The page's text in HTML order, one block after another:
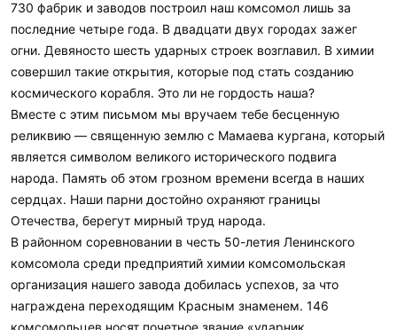
730 фабрик и заводов построил наш комсомол лишь за
последние четыре года. В двадцати двух городах зажег
огни. Девяносто шесть ударных строек возглавил. В химии
совершил такие открытия, которые под стать созданию
космического корабля. Это ли не гордость наша?
Вместе с этим письмом мы вручаем тебе бесценную
реликвию — священную землю с Мамаева кургана, который
является символом великого исторического подвига
народа. Память об этом грозном времени всегда в наших
сердцах. Наши парни достойно охраняют границы
Отечества, берегут мирный труд народа.
В районном соревновании в честь 50-летия Ленинского
комсомола среди предприятий химии комсомольская
организация нашего завода добилась успехов, за что
награждена переходящим Красным знаменем. 146
комсомольцев носят почетное звание «ударник